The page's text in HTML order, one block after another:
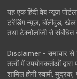
यह एक हिंदी वेब न्यूज़
ट्रेंडिंग न्यूज, बॉलीवुड,
तथा टेक्नोलॉजी से संबंधित
Disclaimer - समाचार से
तत्वों में उपयोगकर्ताओं
शामिल होगी स्वामी,